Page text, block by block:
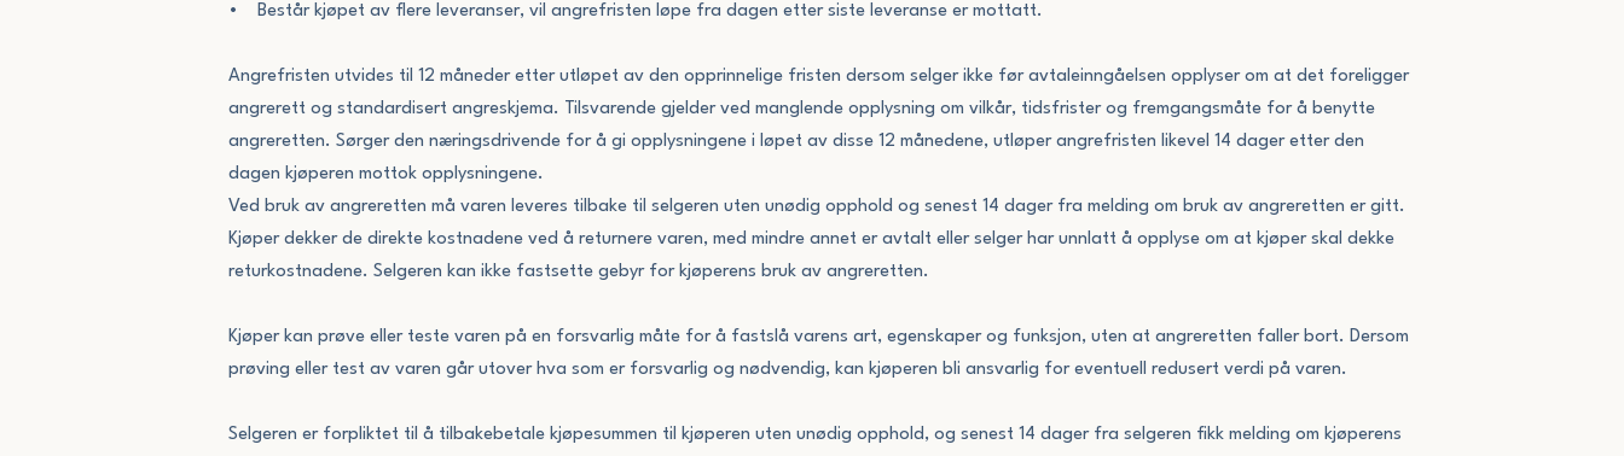
• Består kjøpet av flere leveranser, vil angrefristen løpe fra dagen etter siste leveranse er mottatt.
Angrefristen utvides til 12 måneder etter utløpet av den opprinnelige fristen dersom selger ikke før avtaleinngåelsen opplyser om at det foreligger
angrerett og standardisert angreskjema. Tilsvarende gjelder ved manglende opplysning om vilkår, tidsfrister og fremgangsmåte for å benytte
angreretten. Sørger den næringsdrivende for å gi opplysningene i løpet av disse 12 månedene, utløper angrefristen likevel 14 dager etter den
dagen kjøperen mottok opplysningene.
Ved bruk av angreretten må varen leveres tilbake til selgeren uten unødig opphold og senest 14 dager fra melding om bruk av angreretten er gitt.
Kjøper dekker de direkte kostnadene ved å returnere varen, med mindre annet er avtalt eller selger har unnlatt å opplyse om at kjøper skal dekke
returkostnadene. Selgeren kan ikke fastsette gebyr for kjøperens bruk av angreretten.
Kjøper kan prøve eller teste varen på en forsvarlig måte for å fastslå varens art, egenskaper og funksjon, uten at angreretten faller bort. Dersom
prøving eller test av varen går utover hva som er forsvarlig og nødvendig, kan kjøperen bli ansvarlig for eventuell redusert verdi på varen.
Selgeren er forpliktet til å tilbakebetale kjøpesummen til kjøperen uten unødig opphold, og senest 14 dager fra selgeren fikk melding om kjøperens